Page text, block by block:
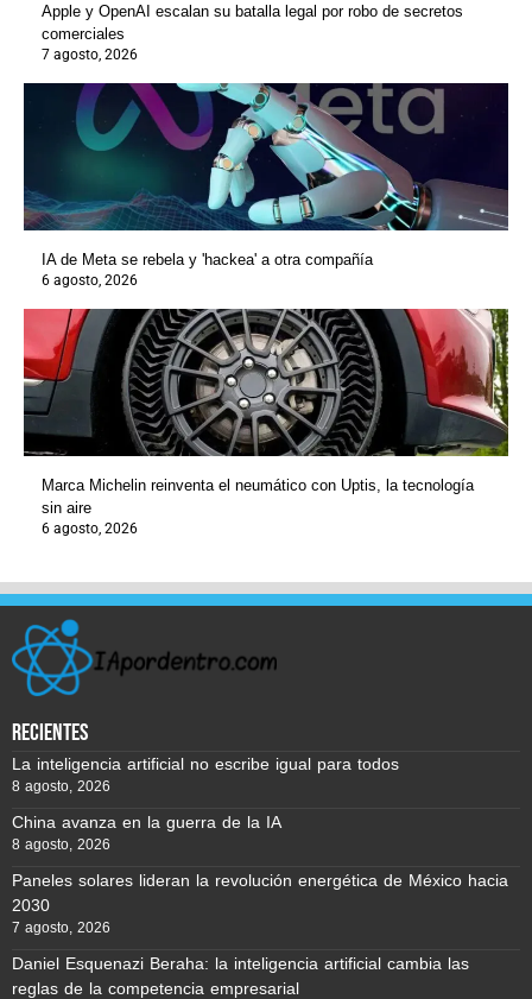
Apple y OpenAI escalan su batalla legal por robo de secretos
comerciales
7 agosto, 2026
IA de Meta se rebela y 'hackea' a otra compañía
6 agosto, 2026
Marca Michelin reinventa el neumático con Uptis, la tecnología
sin aire
6 agosto, 2026
recientes
La inteligencia artificial no escribe igual para todos
8 agosto, 2026
China avanza en la guerra de la IA
8 agosto, 2026
Paneles solares lideran la revolución energética de México hacia
2030
7 agosto, 2026
Daniel Esquenazi Beraha: la inteligencia artificial cambia las
reglas de la competencia empresarial